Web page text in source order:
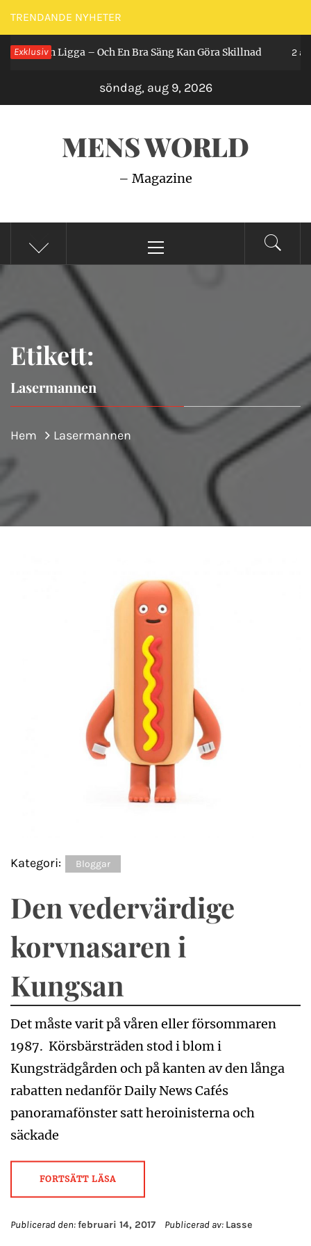
Hoppa
till
innehåll
TRENDANDE NYHETER
Exklusiv
Får Man Ligga – Och En Bra Säng Kan Göra Skillnad 2 år
söndag, aug 9, 2026
MENS WORLD
– Magazine
meny
Etikett:
Lasermannen
Hem Lasermannen
Kategori: Bloggar
Den vedervärdige
korvnasaren i
Kungsan
Det måste varit på våren eller försommaren
1987. Körsbärsträden stod i blom i
Kungsträdgården och på kanten av den långa
rabatten nedanför Daily News Cafés
panoramafönster satt heroinisterna och
säckade
FORTSÄTT LÄSA
Publicerad den:februari 14, 2017 Publicerad av: Lasse